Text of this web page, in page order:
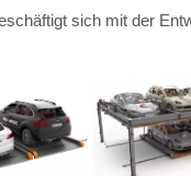
sich mit der